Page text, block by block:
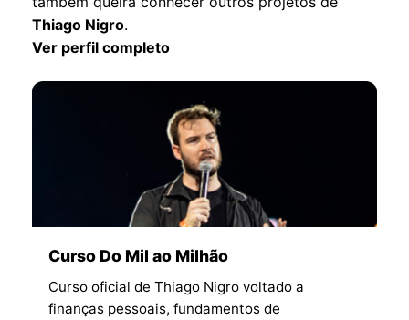
Thiago Nigro.
Ver perfil completo
Curso Do Mil ao Milhão
Curso oficial de Thiago Nigro voltado a
finanças pessoais, fundamentos de